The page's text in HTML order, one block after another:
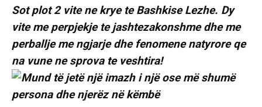
Sot plot 2 vite ne krye te Bashkise Lezhe. Dy
vite me perpjekje te jashtezakonshme dhe me
perballje me ngjarje dhe fenomene natyrore qe
na vune ne sprova te veshtira!